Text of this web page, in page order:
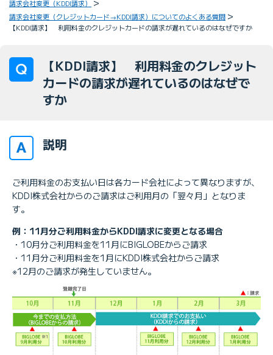
請求会社変更（KDDI請求）
請求会社変更（クレジットカード→KDDI請求）についてのよくある質問
【KDDI請求】 利用料金のクレジットカードの請求が遅れているのはなぜですか
【KDDI請求】 利用料金のクレジット
カードの請求が遅れているのはなぜで
すか
説明
ご利用料金のお支払い日は各カード会社によって異なりますが、
KDDI株式会社からのご請求はご利用月の「翌々月」となりま
す。
例：11月分ご利用料金からKDDI請求に変更となる場合
・10月分ご利用料金を11月にBIGLOBEからご請求
・11月分ご利用料金を1月にKDDI株式会社からご請求
※12月のご請求が発生していません。